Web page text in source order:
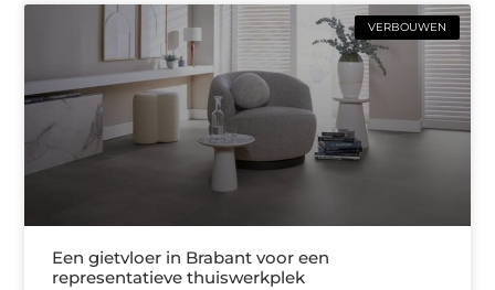
VERBOUWEN
Een gietvloer in Brabant voor een
representatieve thuiswerkplek